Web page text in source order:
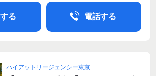
る 電話する
ハイアットリージェンシー東京